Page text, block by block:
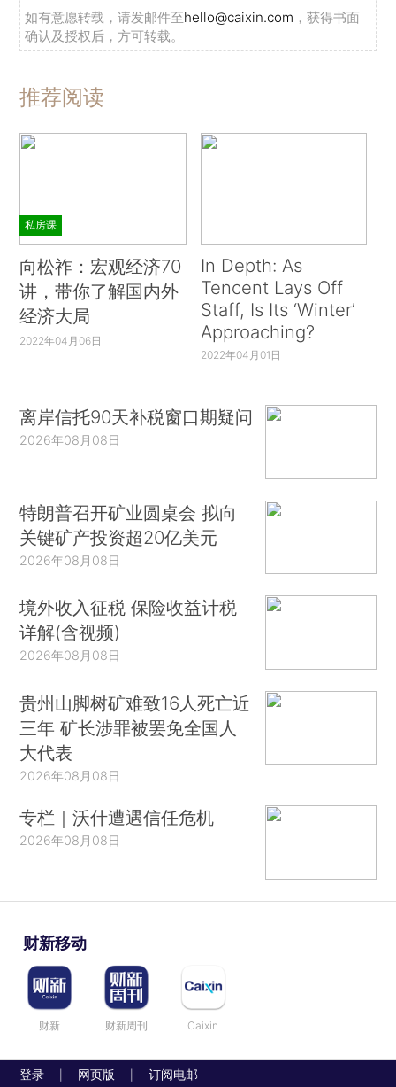
如有意愿转载，请发邮件至hello@caixin.com ，获得书面
确认及授权后，方可转载。
推荐阅读
私房课
向松祚：宏观经济70
讲，带你了解国内外
经济大局
2022年04月06日
In Depth: As
Tencent Lays Off
Staff, Is Its ‘Winter’
Approaching?
2022年04月01日
离岸信托90天补税窗口期疑问
2026年08月08日
特朗普召开矿业圆桌会 拟向
关键矿产投资超20亿美元
2026年08月08日
境外收入征税 保险收益计税
详解(含视频)
2026年08月08日
贵州山脚树矿难致16人死亡近
三年 矿长涉罪被罢免全国人
大代表
2026年08月08日
专栏｜沃什遭遇信任危机
2026年08月08日
财新移动
财新 财新周刊 Caixin
登录 网页版 订阅电邮